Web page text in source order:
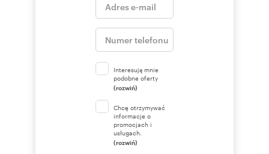
Interesują mnie
podobne oferty
(rozwiń)
Chcę otrzymywać
informacje o
promocjach i
usługach.
(rozwiń)